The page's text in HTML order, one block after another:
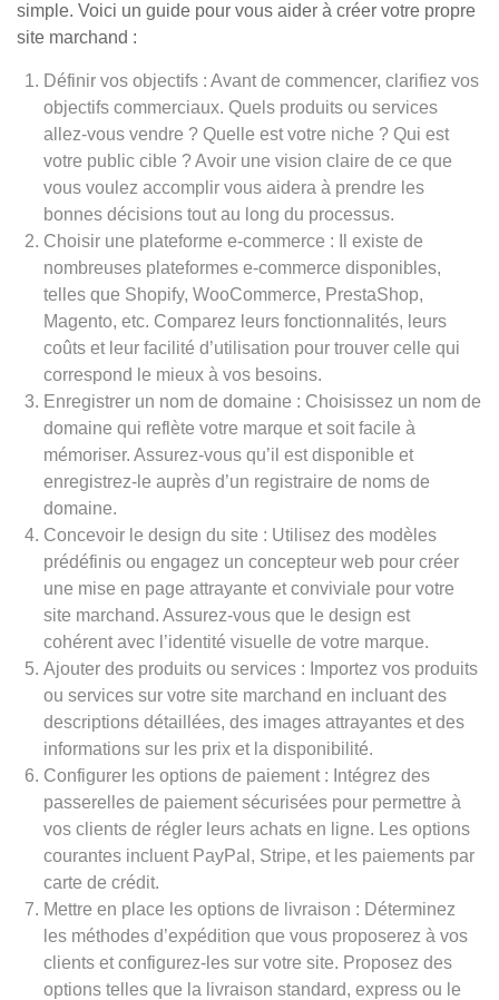
simple. Voici un guide pour vous aider à créer votre propre
site marchand :
Définir vos objectifs : Avant de commencer, clarifiez vos
objectifs commerciaux. Quels produits ou services
allez-vous vendre ? Quelle est votre niche ? Qui est
votre public cible ? Avoir une vision claire de ce que
vous voulez accomplir vous aidera à prendre les
bonnes décisions tout au long du processus.
Choisir une plateforme e-commerce : Il existe de
nombreuses plateformes e-commerce disponibles,
telles que Shopify, WooCommerce, PrestaShop,
Magento, etc. Comparez leurs fonctionnalités, leurs
coûts et leur facilité d’utilisation pour trouver celle qui
correspond le mieux à vos besoins.
Enregistrer un nom de domaine : Choisissez un nom de
domaine qui reflète votre marque et soit facile à
mémoriser. Assurez-vous qu’il est disponible et
enregistrez-le auprès d’un registraire de noms de
domaine.
Concevoir le design du site : Utilisez des modèles
prédéfinis ou engagez un concepteur web pour créer
une mise en page attrayante et conviviale pour votre
site marchand. Assurez-vous que le design est
cohérent avec l’identité visuelle de votre marque.
Ajouter des produits ou services : Importez vos produits
ou services sur votre site marchand en incluant des
descriptions détaillées, des images attrayantes et des
informations sur les prix et la disponibilité.
Configurer les options de paiement : Intégrez des
passerelles de paiement sécurisées pour permettre à
vos clients de régler leurs achats en ligne. Les options
courantes incluent PayPal, Stripe, et les paiements par
carte de crédit.
Mettre en place les options de livraison : Déterminez
les méthodes d’expédition que vous proposerez à vos
clients et configurez-les sur votre site. Proposez des
options telles que la livraison standard, express ou le